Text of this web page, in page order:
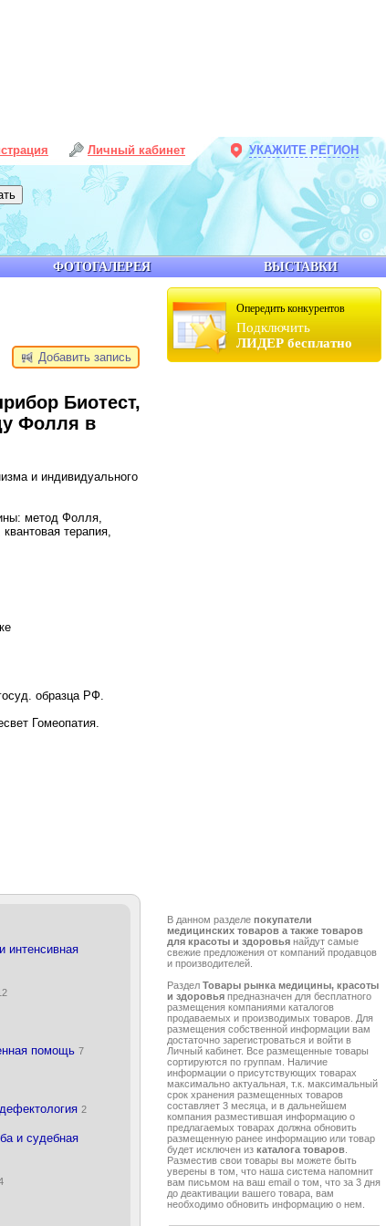
Опередить конкурентов
Подключить
ЛИДЕР бесплатно
В данном разделе покупатели
медицинских товаров а также товаров
для красоты и здоровья найдут самые
свежие предложения от компаний продавцов
и производителей.
Раздел Товары рынка медицины, красоты
и здоровья предназначен для бесплатного
размещения компаниями каталогов
продаваемых и производимых товаров. Для
размещения собственной информации вам
достаточно зарегистроваться и войти в
Личный кабинет. Все размещенные товары
сортируются по группам. Наличие
информации о присутствующих товарах
максимально актуальная, т.к. максимальный
срок хранения размещенных товаров
составляет 3 месяца, и в дальнейшем
компания разместившая информацию о
предлагаемых товарах должна обновить
размещенную ранее информацию или товар
будет исключен из каталога товаров
Разместив свои товары вы можете быть
уверены в том, что наша система напомнит
вам письмом на ваш email о том, что за 3 дня
до деактивации вашего товара, вам
необходимо обновить информацию о нем.
Добавить запись
Биотест,
Фолля в
и индивидуального
метод Фолля,
терапия,
образца РФ.
Гомеопатия.
интенсивная
помощь7
2
и судебная
ФОТОГАЛЕРЕЯ ВЫСТАВКИ
Личный кабинет УКАЖИТЕ РЕГИОН